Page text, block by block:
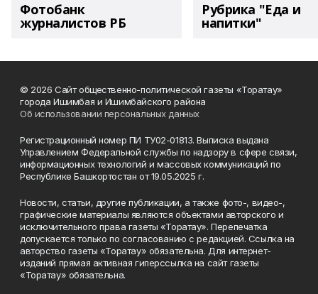
Фотобанк
журналистов РБ
Рубрика "Еда и
напитки"
© 2026 Сайт общественно-политической газеты «Торатау»
города Ишимбая и Ишимбайского района
Об использовании персональных данных
Регистрационный номер ПИ ТУ02-01813. Выписка выдана
Управлением Федеральной службы по надзору в сфере связи,
информационных технологий и массовых коммуникаций по
Республике Башкортостан от 19.05.2025 г.
Новости, статьи, другие публикации, а также фото-, видео-,
графические материалы являются объектами авторского и
исключительного права газеты «Торатау». Перепечатка
допускается только по согласованию с редакцией. Ссылка на
авторство газеты «Торатау» обязательна. Для интернет-
изданий прямая активная гиперссылка на сайт газеты
«Торатау» обязательна.